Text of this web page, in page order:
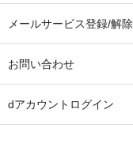
メールサービス登録/解除
お問い合わせ
dアカウントログイン